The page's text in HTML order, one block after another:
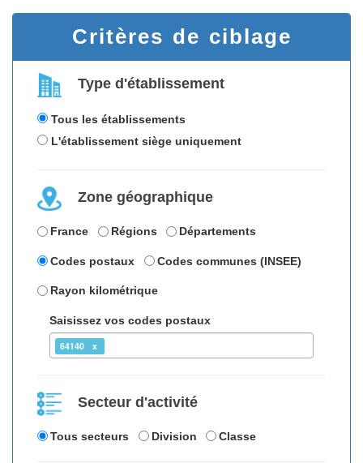
Critères de ciblage
Type d'établissement
Tous les établissements
L'établissement siège uniquement
Zone géographique
France Régions Départements
Codes postaux Codes communes (INSEE)
Rayon kilométrique
Saisissez vos codes postaux
64140
Secteur d'activité
Tous secteurs Division Classe